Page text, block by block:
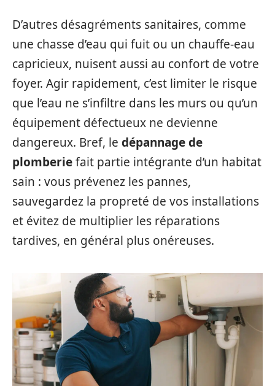
D’autres désagréments sanitaires, comme
une chasse d’eau qui fuit ou un chauffe-eau
capricieux, nuisent aussi au confort de votre
foyer. Agir rapidement, c’est limiter le risque
que l’eau ne s’infiltre dans les murs ou qu’un
équipement défectueux ne devienne
dangereux. Bref, le dépannage de
plomberiefait partie intégrante d’un habitat
sain : vous prévenez les pannes,
sauvegardez la propreté de vos installations
et évitez de multiplier les réparations
tardives, en général plus onéreuses.